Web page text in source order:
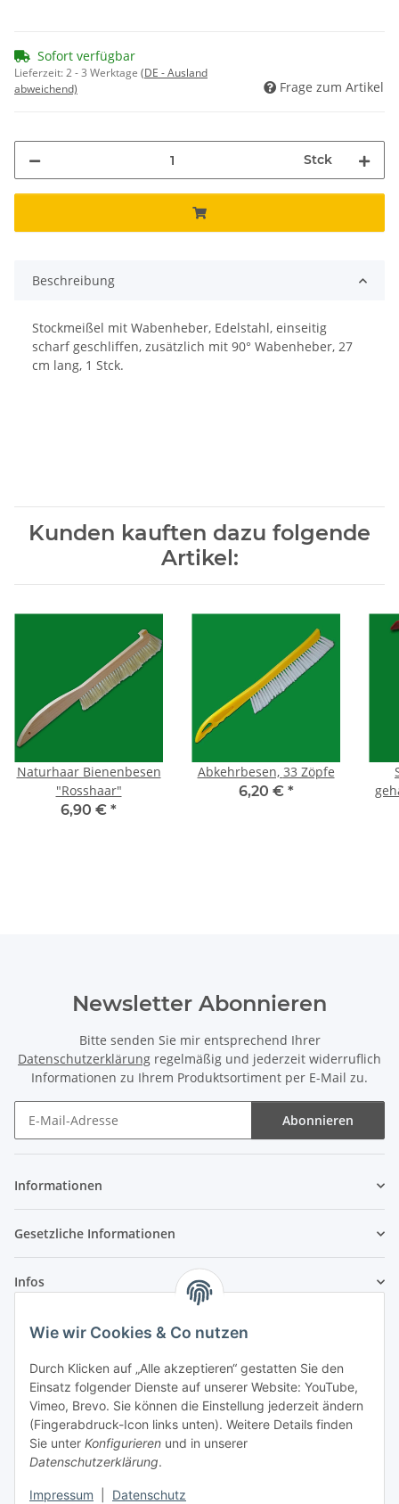
Wie wir Cookies & Co nutzen
Durch Klicken auf „Alle akzeptieren“ gestatten Sie den
Einsatz folgender Dienste auf unserer Website: YouTube,
Vimeo, Brevo. Sie können die Einstellung jederzeit ändern
(Fingerabdruck-Icon links unten). Weitere Details finden
Sie unter Konfigurieren und in unserer
Datenschutzerklärung.
Impressum Datenschutz
Sofort verfügbar
Lieferzeit:2 - 3 Werktage (DE - Ausland
abweichend)
Frage zum Artikel
Stck
Beschreibung
Stockmeißel mit Wabenheber, Edelstahl, einseitig
scharf geschliffen, zusätzlich mit 90° Wabenheber, 27
cm lang, 1 Stck.
Kunden kauften dazu folgende
Artikel:
Naturhaar Bienenbesen
"Rosshaar"
6,90 € *
Abkehrbesen, 33 Zöpfe
6,20 € *
Newsletter Abonnieren
Bitte senden Sie mir entsprechend Ihrer
Datenschutzerklärung regelmäßig und jederzeit widerruflich
Informationen zu Ihrem Produktsortiment per E-Mail zu.
Abonnieren
Informationen
Gesetzliche Informationen
Infos
Laden - Öffnungszeiten:
Montag 09:00Uhr bis
16:00 Uhr
Dienstag
09:00 Uhr bis
17:00 Uhr
Mittwoch
09:00 Uhr bis 16:00 Uhr
Donnerstag
09:00 Uhr bis
17:00 Uhr
Freitag
09:00 Uhr
Samstag
09:00 Uhr